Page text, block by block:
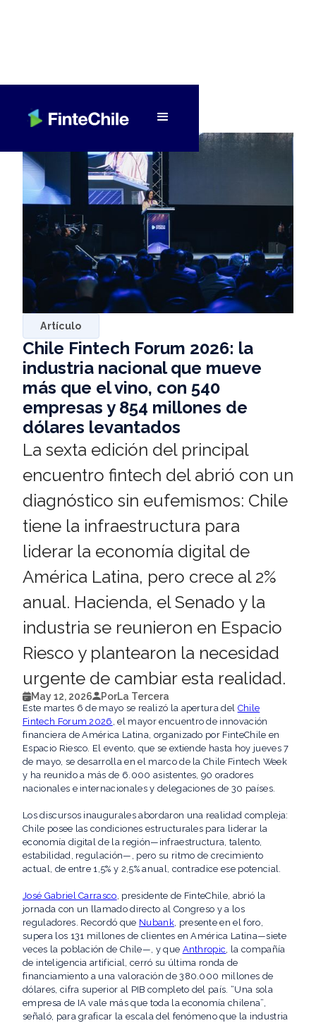
Artículo
Chile Fintech Forum 2026: la
industria nacional que mueve
más que el vino, con 540
empresas y 854 millones de
dólares levantados
La sexta edición del principal
encuentro fintech del abrió con un
diagnóstico sin eufemismos: Chile
tiene la infraestructura para
liderar la economía digital de
América Latina, pero crece al 2%
anual. Hacienda, el Senado y la
industria se reunieron en Espacio
Riesco y plantearon la necesidad
urgente de cambiar esta realidad.
May 12, 2026 PorLa Tercera
Este martes 6 de mayo se realizó la apertura del Chile
Fintech Forum 2026 , el mayor encuentro de innovación
financiera de América Latina, organizado por FinteChile en
Espacio Riesco. El evento, que se extiende hasta hoy jueves 7
de mayo, se desarrolla en el marco de la Chile Fintech Week
y ha reunido a más de 6.000 asistentes, 90 oradores
nacionales e internacionales y delegaciones de 30 países.
Los discursos inaugurales abordaron una realidad compleja:
Chile posee las condiciones estructurales para liderar la
economía digital de la región—infraestructura, talento,
estabilidad, regulación—, pero su ritmo de crecimiento
actual, de entre 1,5% y 2,5% anual, contradice ese potencial.
José Gabriel Carrasco , presidente de FinteChile, abrió la
jornada con un llamado directo al Congreso y a los
reguladores. Recordó que Nubank, presente en el foro,
supera los 131 millones de clientes en América Latina—siete
veces la población de Chile—, y que Anthropic , la compañía
de inteligencia artificial, cerró su última ronda de
financiamiento a una valoración de 380.000 millones de
dólares, cifra superior al PIB completo del país. “Una sola
empresa de IA vale más que toda la economía chilena”,
señaló, para graficar la escala del fenómeno que la industria